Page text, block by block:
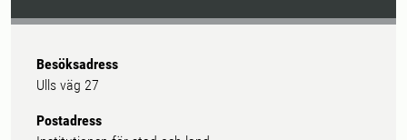
Besöksadress
Ulls väg 27
Postadress